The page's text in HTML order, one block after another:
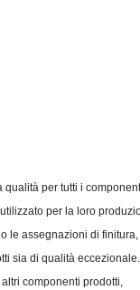
qualità per tutti i
per la loro
le assegnazioni di finitura,
sia di qualità
componenti prodotti,